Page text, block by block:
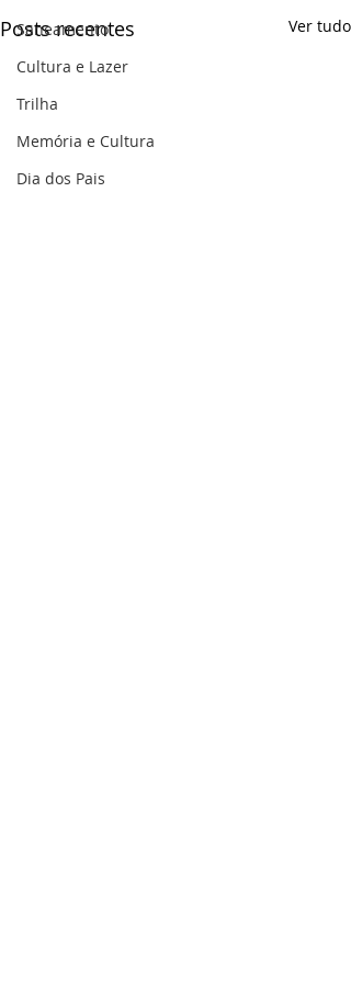
Saneamento
Cultura e Lazer
Trilha
Memória e Cultura
Dia dos Pais
Posts recentes Ver tudo